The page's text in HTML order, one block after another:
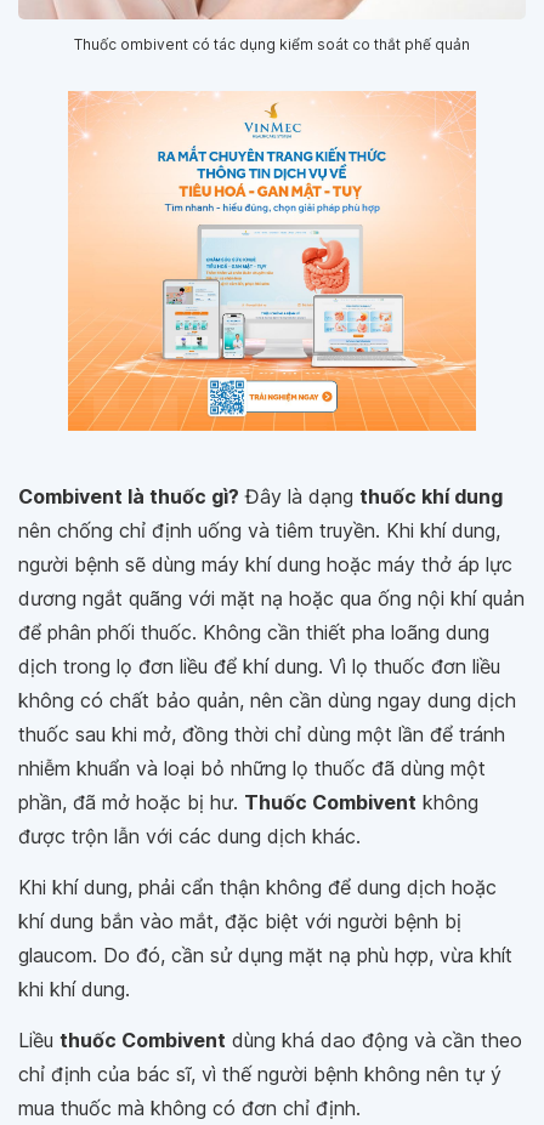
Thuốc ombivent có tác dụng kiểm soát co thắt phế quản
Combivent là thuốc gì? Đây là dạng thuốc khí dung
nên chống chỉ định uống và tiêm truyền. Khi khí dung,
người bệnh sẽ dùng máy khí dung hoặc máy thở áp lực
dương ngắt quãng với mặt nạ hoặc qua ống nội khí quản
để phân phối thuốc. Không cần thiết pha loãng dung
dịch trong lọ đơn liều để khí dung. Vì lọ thuốc đơn liều
không có chất bảo quản, nên cần dùng ngay dung dịch
thuốc sau khi mở, đồng thời chỉ dùng một lần để tránh
nhiễm khuẩn và loại bỏ những lọ thuốc đã dùng một
phần, đã mở hoặc bị hư. Thuốc Combivent không
được trộn lẫn với các dung dịch khác.
Khi khí dung, phải cẩn thận không để dung dịch hoặc
khí dung bắn vào mắt, đặc biệt với người bệnh bị
glaucom. Do đó, cần sử dụng mặt nạ phù hợp, vừa khít
khi khí dung.
Liều thuốc Combivent dùng khá dao động và cần theo
chỉ định của bác sĩ, vì thế người bệnh không nên tự ý
mua thuốc mà không có đơn chỉ định.